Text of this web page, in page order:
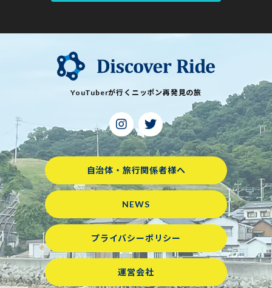
YouTuberが行くニッポン再発見の旅
自治体・旅行関係者様へ
NEWS
プライバシーポリシー
運営会社